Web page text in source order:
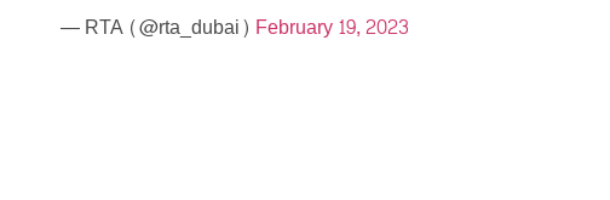
— RTA (@rta_dubai) February 19, 2023